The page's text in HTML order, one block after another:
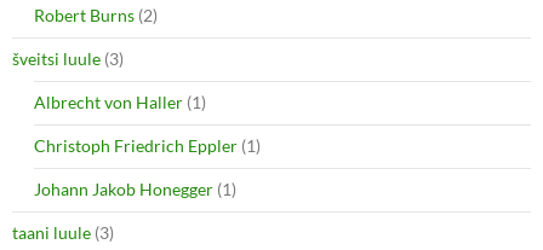
Robert Burns (2)
šveitsi luule (3)
Albrecht von Haller (1)
Christoph Friedrich Eppler (1)
Johann Jakob Honegger (1)
taani luule (3)